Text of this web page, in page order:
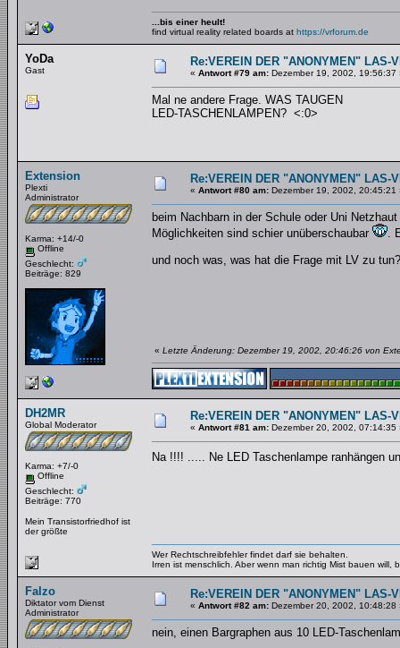
...bis einer heult!
find virtual reality related boards at https://vrforum.de
YoDa
Gast
Re:VEREIN DER "ANONYMEN" LAS-
« Antwort #79 am: Dezember 19, 2002, 19:56:37
Mal ne andere Frage. WAS TAUGEN
LED-TASCHENLAMPEN? <:0>
Extension
Plexti
Administrator
Karma: +14/-0
Offline
Geschlecht:
Beiträge: 829
Re:VEREIN DER "ANONYMEN" LAS-
« Antwort #80 am: Dezember 19, 2002, 20:45:21
beim Nachbarn in der Schule oder Uni
Möglichkeiten sind schier unüberschaubar
.
und noch was, was hat die Frage mit LV zu
« Letzte Änderung: Dezember 19, 2002, 20:46:26 von
DH2MR
Global Moderator
Karma: +7/-0
Offline
Geschlecht:
Beiträge: 770
Mein Transistorfriedhof ist
der größte
Re:VEREIN DER "ANONYMEN" LAS-
« Antwort #81 am: Dezember 20, 2002, 07:14:35
Na !!!! ..... Ne LED Taschenlampe ranhängen
Wer Rechtschreibfehler findet darf sie behalten.
Irren ist menschlich. Aber wenn man richtig Mist bauen will,
Falzo
Diktator vom Dienst
Administrator
Re:VEREIN DER "ANONYMEN" LAS-
« Antwort #82 am: Dezember 20, 2002, 10:48:28
nein, einen Bargraphen aus 10 LED-